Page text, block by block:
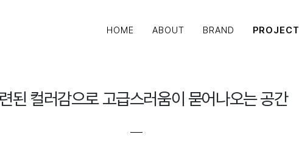
HOME ABOUT BRAND PROJECT
된 컬러감으로 고급스러움이 묻어나오는 공간